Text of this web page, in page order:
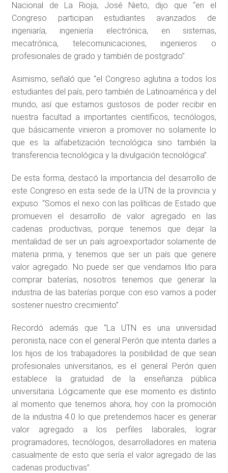
Nacional de La Rioja, José Nieto, dijo que “en el
Congreso participan estudiantes avanzados de
ingeniaría, ingeniería electrónica, en sistemas,
mecatrónica, telecomunicaciones, ingenieros o
profesionales de grado y también de postgrado”.
Asimismo, señaló que “el Congreso aglutina a todos los
estudiantes del país, pero también de Latinoamérica y del
mundo, así que estamos gustosos de poder recibir en
nuestra facultad a importantes científicos, tecnólogos,
que básicamente vinieron a promover no solamente lo
que es la alfabetización tecnológica sino también la
transferencia tecnológica y la divulgación tecnológica”.
De esta forma, destacó la importancia del desarrollo de
este Congreso en esta sede de la UTN de la provincia y
expuso: “Somos el nexo con las políticas de Estado que
promueven el desarrollo de valor agregado en las
cadenas productivas, porque tenemos que dejar la
mentalidad de ser un país agroexportador solamente de
materia prima, y tenemos que ser un país que genere
valor agregado. No puede ser que vendamos litio para
comprar baterías, nosotros tenemos que generar la
industria de las baterías porque con eso vamos a poder
sostener nuestro crecimiento”.
Recordó además que “La UTN es una universidad
peronista, nace con el general Perón que intenta darles a
los hijos de los trabajadores la posibilidad de que sean
profesionales universitarios, es el general Perón quien
establece la gratuidad de la enseñanza pública
universitaria. Lógicamente que ese momento es distinto
al momento que tenemos ahora, hoy con la promoción
de la industria 4.0 lo que pretendemos hacer es generar
valor agregado a los perfiles laborales, lograr
programadores, tecnólogos, desarrolladores en materia
casualmente de esto que sería el valor agregado de las
cadenas productivas”.